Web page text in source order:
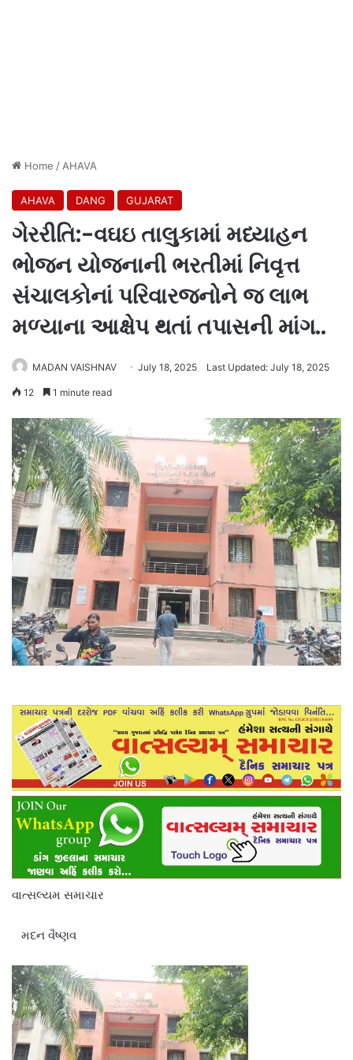
Home / AHAVA
AHAVA DANG GUJARAT
ગેરરીતિ:-વઘઇ તાલુકામાં મધ્યાહન
ભોજન યોજનાની ભરતીમાં નિવૃત્ત
સંચાલકોનાં પરિવારજનોને જ લાભ
મળ્યાના આક્ષેપ થતાં તપાસની માંગ..
MADAN VAISHNAV July 18, 2025 Last Updated: July 18, 2025
12 1 minute read
વાત્સલ્યમ સમાચાર
મદન વૈષ્ણવ